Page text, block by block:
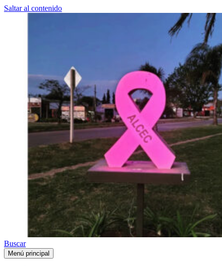
Saltar al contenido
Buscar
Menú principal